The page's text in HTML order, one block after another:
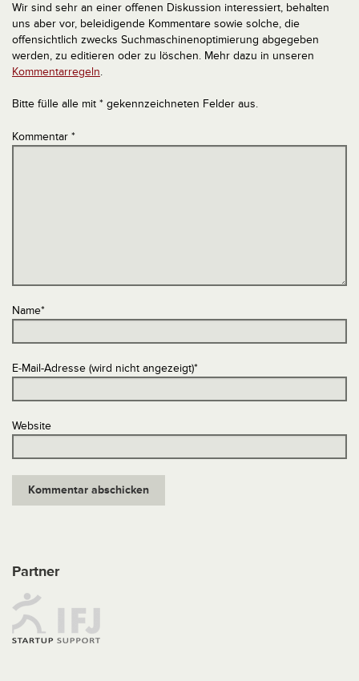
Wir sind sehr an einer offenen Diskussion interessiert, behalten
uns aber vor, beleidigende Kommentare sowie solche, die
offensichtlich zwecks Suchmaschinenoptimierung abgegeben
werden, zu editieren oder zu löschen. Mehr dazu in unseren
Kommentarregeln.
Bitte fülle alle mit * gekennzeichneten Felder aus.
Kommentar *
Name*
E-Mail-Adresse (wird nicht angezeigt)*
Website
Partner